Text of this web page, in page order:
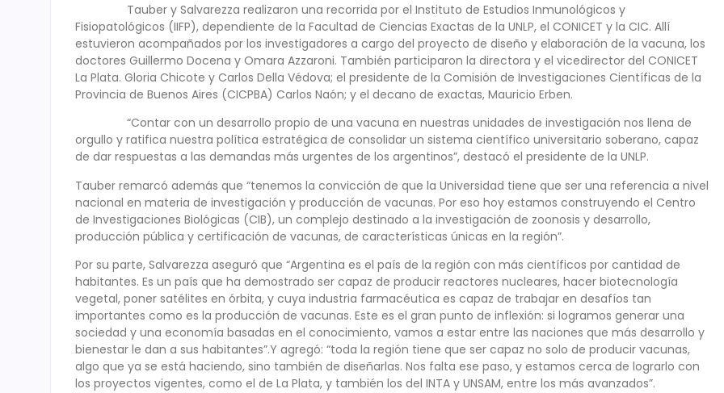
Tauber y Salvarezza realizaron una recorrida por el Instituto de Estudios Inmunológicos y
Fisiopatológicos (IIFP), dependiente de la Facultad de Ciencias Exactas de la UNLP, el CONICET y la CIC. Allí
estuvieron acompañados por los investigadores a cargo del proyecto de diseño y elaboración de la vacuna, los
doctores Guillermo Docena y Omara Azzaroni. También participaron la directora y el vicedirector del CONICET
La Plata. Gloria Chicote y Carlos Della Védova; el presidente de la Comisión de Investigaciones Científicas de la
Provincia de Buenos Aires (CICPBA) Carlos Naón; y el decano de exactas, Mauricio Erben.
“Contar con un desarrollo propio de una vacuna en nuestras unidades de investigación nos llena de
orgullo y ratifica nuestra política estratégica de consolidar un sistema científico universitario soberano, capaz
de dar respuestas a las demandas más urgentes de los argentinos”, destacó el presidente de la UNLP.
Tauber remarcó además que “tenemos la convicción de que la Universidad tiene que ser una referencia a nivel
nacional en materia de investigación y producción de vacunas. Por eso hoy estamos construyendo el Centro
de Investigaciones Biológicas (CIB), un complejo destinado a la investigación de zoonosis y desarrollo,
producción pública y certificación de vacunas, de características únicas en la región”.
Por su parte, Salvarezza aseguró que “Argentina es el país de la región con más científicos por cantidad de
habitantes. Es un país que ha demostrado ser capaz de producir reactores nucleares, hacer biotecnología
vegetal, poner satélites en órbita, y cuya industria farmacéutica es capaz de trabajar en desafíos tan
importantes como es la producción de vacunas. Este es el gran punto de inflexión: si logramos generar una
sociedad y una economía basadas en el conocimiento, vamos a estar entre las naciones que más desarrollo y
bienestar le dan a sus habitantes”.Y agregó: “toda la región tiene que ser capaz no solo de producir vacunas,
algo que ya se está haciendo, sino también de diseñarlas. Nos falta ese paso, y estamos cerca de lograrlo con
los proyectos vigentes, como el de La Plata, y también los del INTA y UNSAM, entre los más avanzados”.